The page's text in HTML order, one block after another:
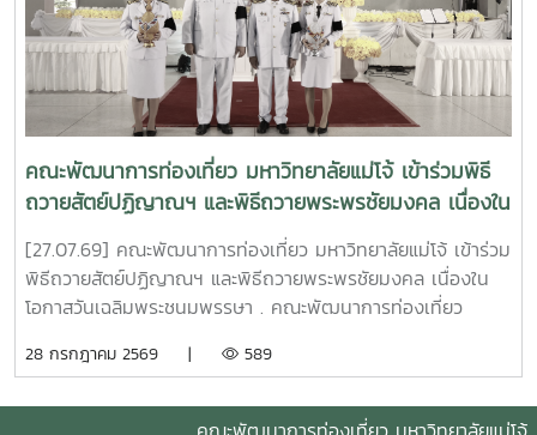
ความสำเร็จครั้งนี้ไม่ได้สะท้อนเพียงคุณภาพของงานวิจัย แต่ยัง
แสดงให้เห็นถึงผลสัมฤทธิ์ของการถ่ายทอดองค์ความรู้ ผ่าน
กระบวนการเรียนรู้ที่เหมาะสม (Appropriate Learning
Process) จากมหาวิทยาลัยสู่ชุมชน เพื่อประยุกต์ใช้ชุดอุปกรณ์
นวัตกรรม และเทคโนโลยีที่เหมาะสม (Appropriate
Technology) ซึ่งสอคล้องกับความต้องการ ช่วยแก้ไขปัญหา
(Pain Point) เหมาะสมกับบริบทพื้นที่ของ 150 ครัวเรือนในตำบล
หนองแฝก อำเภอสารภี และตำบลสำราญราษฎร์ อำเภอ
ดอยสะเก็ด จังหวัดเชียงใหม่ . โครงการสามารถสร้างผลลัพธ์รูป
ธรรมเชิงประจักษ์ ครอบคลุมการเพิ่มขึ้นของรายได้ครัวเรือนสุทธิ
การยกระดับมูลค่าเศรษฐกิจชุมชนฐานราก และการพัฒนา "นวัต
และขยายผลการทำงานสู่ครัวเรือนและชุมชนในพื้นที่ใกล้เคียงอื่น
ๆ อย่างต่อเนื่อง อันเป็นรากฐานสำคัญของการพัฒนาท้องถิ่น
อย่างยั่งยืนแท้จริง . คณะพัฒนาการท่องเที่ยวเชื่อมั่นว่า การ
คณะพัฒนาการท่องเที่ยว มหาวิทยาลัยแม่โจ้ เข้าร่วมพิธี
ถวายสัตย์ปฏิญาณฯ และพิธีถวายพระพรชัยมงคล เนื่องใน
โอกาสวันเฉลิมพระชนมพรรษา
[27.07.69] คณะพัฒนาการท่องเที่ยว มหาวิทยาลัยแม่โจ้ เข้าร่วม
พิธีถวายสัตย์ปฏิญาณฯ และพิธีถวายพระพรชัยมงคล เนื่องใน
โอกาสวันเฉลิมพระชนมพรรษา . คณะพัฒนาการท่องเที่ยว
ข้าราชการที่ดีและพลังของแผ่นดิน โดยลงทะเบียนในเวลา 16.00
อาคารแผ่พืชน์ มหาวิทยาลัยแม่โจ้ เนื่องในโอกาสวันเฉลิม
28 กรกฎาคม 2569 | 589